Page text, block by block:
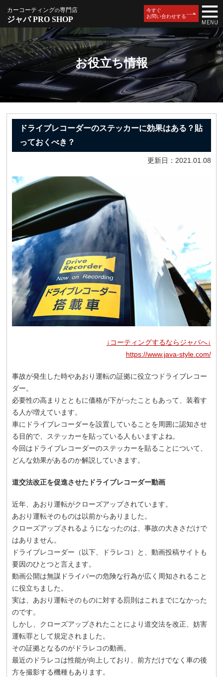
カーコーティングの専門店
ジャバ PRO SHOP
今すぐ
お問い合わせする
お役立ち情報
ドライブレコーダーのステッカーに効果はある？貼
っておくべき？
更新日：2021.01.08
↓コーティングするならジャバへ↓
https://www.java-style.com/
事故が発生した時やあおり運転の証拠に役立つドライブレコー
ダー。
必要性の高まりとともに価格が下がったこともあって、装着す
る人が増えています。
車にドライブレコーダーを設置していることを周囲に認知させ
る目的で、ステッカーを貼っている人もいますよね。
今回はドライブレコーダーのステッカーを貼ることについて、
どんな効果があるのか解説していきます。
道交法改正を促進させたドライブレコーダー動画
近年、あおり運転がクローズアップされています。
あおり運転そのものは以前からありました。
クローズアップされるようになったのは、事故の大きさだけで
はありません。
ドライブレコーダー（以下、ドラレコ）と、動画投稿サイトも
要因のひとつと言えます。
動画公開は無謀ドライバーの危険な行為が広く周知されること
に役立ちました。
実は、あおり運転そのものに対する罰則はこれまでになかった
のです。
しかし、クローズアップされたことにより道交法を改正、妨害
運転罪として規定されました。
その証拠となるのがドラレコの動画。
最近のドラレコは性能が向上しており、前方だけでなく車の後
方を撮影する機種もあります。